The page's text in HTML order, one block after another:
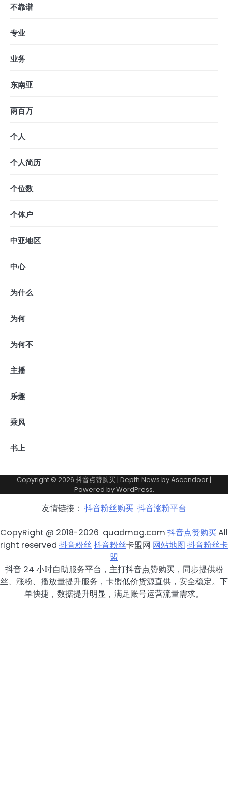
不靠谱
专业
业务
东南亚
两百万
个人
个人简历
个位数
个体户
中亚地区
中心
为什么
为何
为何不
主播
乐趣
乘风
书上
Copyright © 2026 抖音点赞购买| Depth News byAscendoor|
Powered byWordPress.
友情链接： 抖音粉丝购买 抖音涨粉平台
CopyRight @ 2018-2026 quadmag.com 抖音点赞购买All
right reserved 抖音粉丝抖音粉丝卡盟网 网站地图 抖音粉丝卡
盟
抖音 24 小时自助服务平台，主打抖音点赞购买，同步提供粉
丝、涨粉、播放量提升服务，卡盟低价货源直供，安全稳定。下
单快捷，数据提升明显，满足账号运营流量需求。